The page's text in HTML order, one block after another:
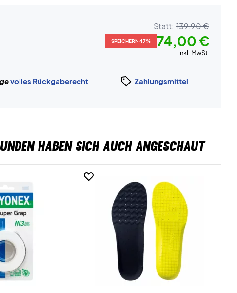
Statt: 139,90 €
SPEICHERN 47% 74,00 €
inkl. MwSt.
volles Rückgaberecht Zahlungsmittel
HABEN SICH AUCH ANGESCHAUT